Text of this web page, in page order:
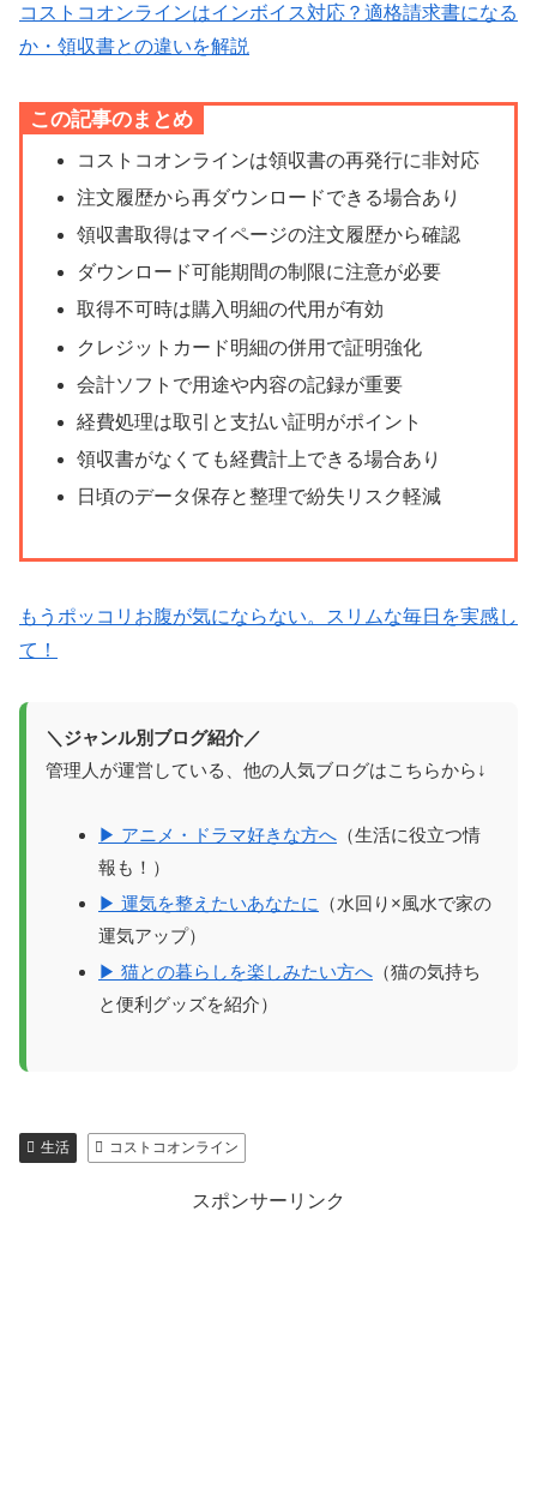
コストコオンラインはインボイス対応？適格請求書になる
か・領収書との違いを解説
この記事のまとめ
コストコオンラインは領収書の再発行に非対応
注文履歴から再ダウンロードできる場合あり
領収書取得はマイページの注文履歴から確認
ダウンロード可能期間の制限に注意が必要
取得不可時は購入明細の代用が有効
クレジットカード明細の併用で証明強化
会計ソフトで用途や内容の記録が重要
経費処理は取引と支払い証明がポイント
領収書がなくても経費計上できる場合あり
日頃のデータ保存と整理で紛失リスク軽減
もうポッコリお腹が気にならない。スリムな毎日を実感し
て！
＼ジャンル別ブログ紹介／
管理人が運営している、他の人気ブログはこちらから↓
▶ アニメ・ドラマ好きな方へ （生活に役立つ情
報も！）
▶ 運気を整えたいあなたに
（水回り×風水で家の
運気アップ）
▶ 猫との暮らしを楽しみたい方へ （猫の気持ち
と便利グッズを紹介）
生活 コストコオンライン
スポンサーリンク